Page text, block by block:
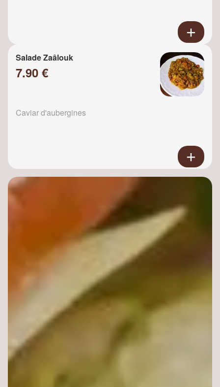
Salade Zaâlouk
7.90 €
Caviar d'aubergines